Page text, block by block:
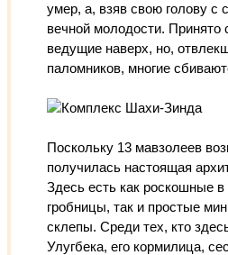
умер, а, взяв свою голову с
вечной молодости. Принято
ведущие наверх, но,
паломников, многие
Поскольку 13 мавзолеев
получилась настоящая
Здесь есть как роскошные
гробницы, так и простые
склепы. Среди тех, кто
Улугбека, его кормилица,